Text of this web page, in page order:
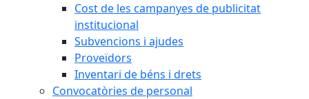
Cost de les campanyes de publicitat
institucional
Subvencions i ajudes
Proveïdors
Inventari de béns i drets
Convocatòries de personal